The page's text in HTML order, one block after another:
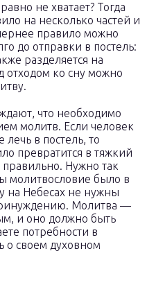
не хватает? Тогда
на несколько частей и
правило можно
до отправки в постель:
разделяется на
отходом ко сну можно
что необходимо
молитв. Если человек
лечь в постель, то
превратится в тяжкий
Нужно так
молитвословие было в
на Небесах не нужны
Молитва —
и оно должно быть
потребности в
о своем духовном